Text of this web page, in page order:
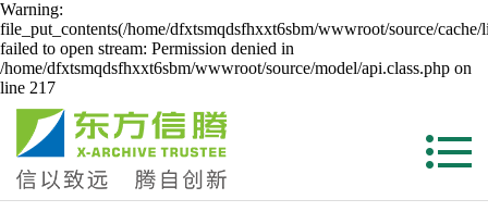
Warning:
file_put_contents(/home/dfxtsmqdsfhxxt6sbm/wwwroot/source/cache/
failed to open stream: Permission denied in
/home/dfxtsmqdsfhxxt6sbm/wwwroot/source/model/api.class.php on
line 217